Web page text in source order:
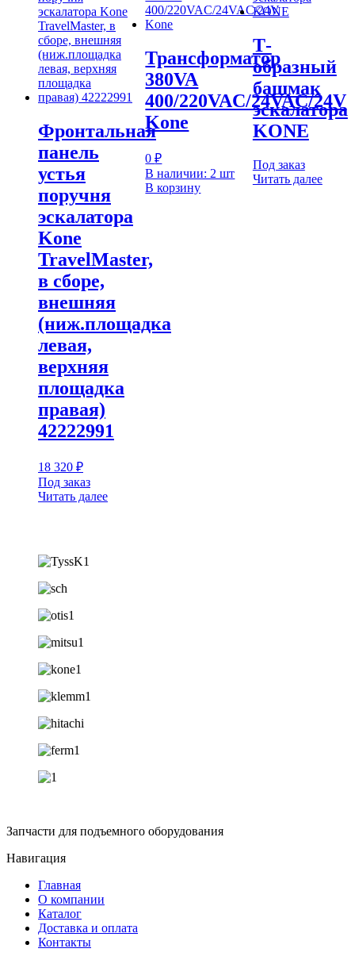
Фронтальная
панель
устья
поручня
эскалатора
Kone
TravelMaster,
в сборе,
внешняя
(ниж.площадка
левая,
верхняя
площадка
правая)
42222991
18 320 ₽
Под заказ
Читать далее
Трансформатор
380VA
400/220VAC/24VAC/24V
Kone
0₽
В наличии: 2 шт
В корзину
Т-
образный
башмак
эскалатора
KONE
Под заказ
Читать далее
Запчасти для подъемного оборудования
Навигация
Главная
О компании
Каталог
Доставка и оплата
Контакты